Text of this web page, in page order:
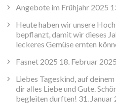
Angebote im Frühjahr 2025
Heute haben wir unsere
bepflanzt, damit wir dieses
leckeres Gemüse ernten
Fasnet 2025 18. Februar 2025
Liebes Tageskind, auf
dir alles Liebe und Gute.
begleiten durften! 31. Januar